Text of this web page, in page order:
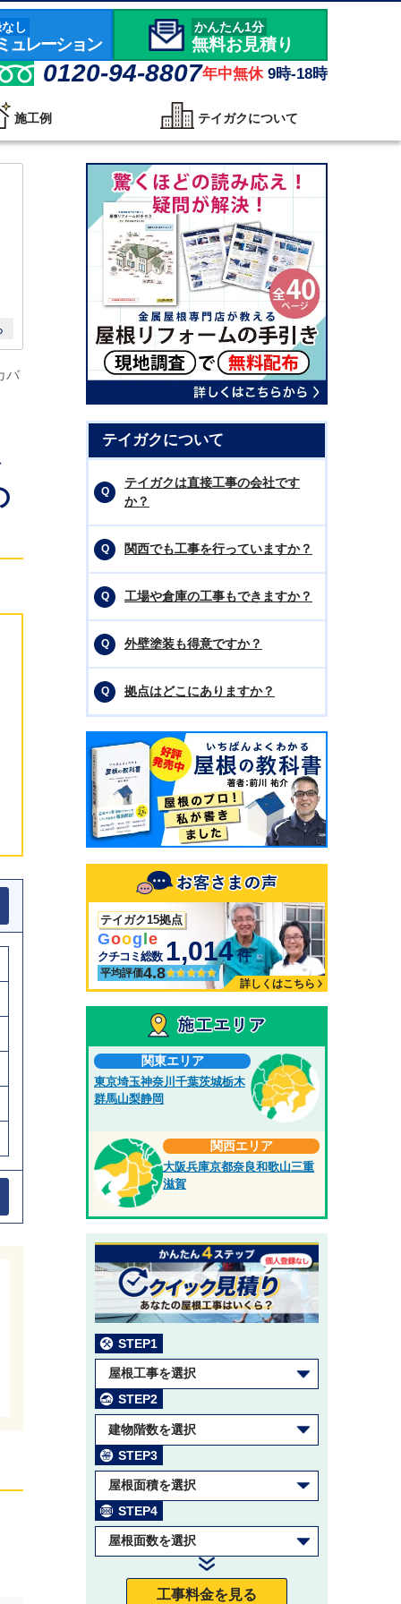
し
ュレーション
かんたん1分
無料お見積り
0120-94-8807年中無休 9時-18時
施工例 テイガクについて
バ
テイガクについて
テイガクは直接工事の会社です
か？
関西でも工事を行っていますか？
工場や倉庫の工事もできますか？
外壁塗装も得意ですか？
拠点はどこにありますか？
テイガク15拠点
Goog le
クチコミ総数 1,014 件
平均評価4.8
詳しくはこちら
関東エリア
東京埼玉神奈川 千葉茨城栃木
群馬山梨静岡
関西エリア
大阪兵庫京都奈良和歌山三重
滋賀
STEP1
屋根工事を選択
STEP2
建物階数を選択
STEP3
屋根面積を選択
STEP4
屋根面数を選択
工事料金を見る